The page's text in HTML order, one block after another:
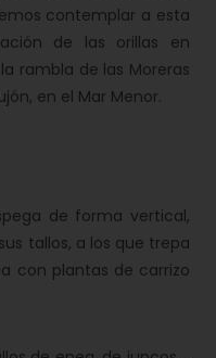
contemplar a esta
de las orillas en
rambla de las Moreras
en el Mar Menor.
de forma vertical,
tallos, a los que trepa
con plantas de carrizo